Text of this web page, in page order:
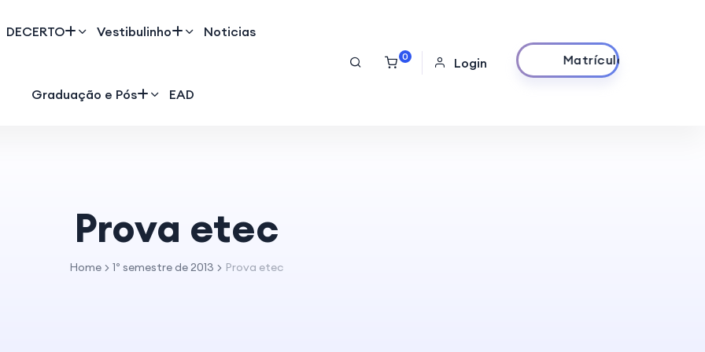
DECERTO Vestibulinho Noticias
Graduação e Pós EAD
0 Login Matrículas
Prova etec
Home 1º semestre de 2013 Prova etec